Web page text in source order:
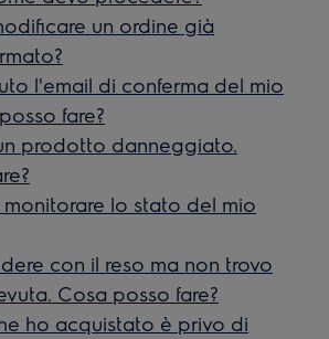
un ordine già
l'email di conferma del mio
fare?
prodotto danneggiato.
lo stato del mio
con il reso ma non trovo
Cosa posso fare?
ho acquistato è privo di